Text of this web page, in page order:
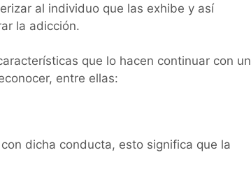
al individuo que las exhibe y así
la adicción.
que lo hacen continuar con un
entre ellas:
dicha conducta, esto significa que la